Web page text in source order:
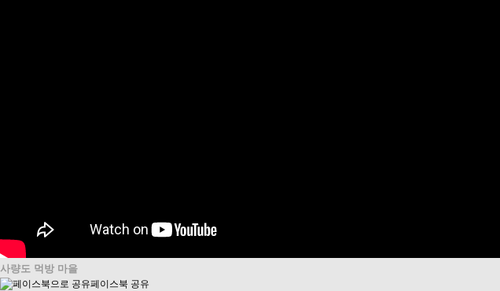
사량도 먹방 마을
페이스북 공유